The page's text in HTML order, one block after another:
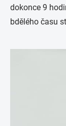
dokonce 9
bdělého času